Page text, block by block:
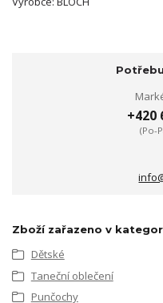
+420
(Po-
Zboží zařazeno v
Dětské
Taneční oblečení
Punčochy